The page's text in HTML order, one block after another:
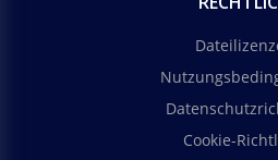
Cookie-